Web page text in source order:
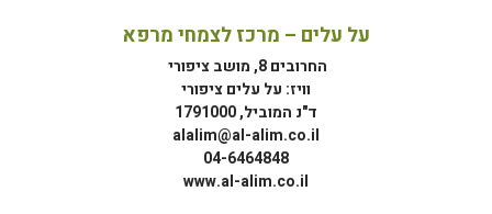
על עלים – מרכז לצמחי מרפא
החרובים 8, מושב ציפורי
וויז: על עלים ציפורי
ד"נ המוביל, 1791000
alalim@al-alim.co.il
04-6464848
www.al-alim.co.il